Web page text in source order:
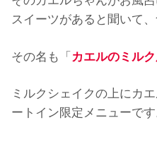
スイーツがあると聞いて
その名も「 カエルのミル
ミルクシェイクの上にカ
ートイン限定メニューで